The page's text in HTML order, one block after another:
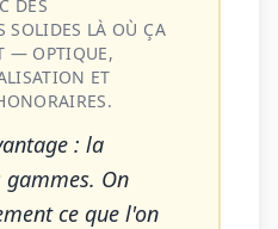
DES
SOLIDES LÀ OÙ ÇA
— OPTIQUE,
ET
: la
gammes. On
ce que l'on